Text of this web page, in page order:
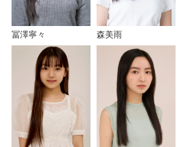
冨澤寧々 森美雨